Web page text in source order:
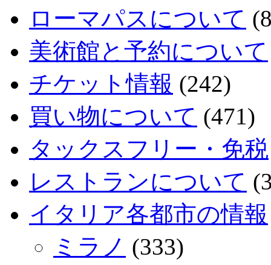
ローマパスについて
美術館と予約について
チケット情報 (242)
買い物について (471)
タックスフリー・免税
レストランについて
イタリア各都市の情報
ミラノ (333)